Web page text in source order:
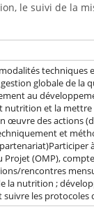
le suivi de la
globale de la
au
et la
œuvre des actions
et
Projet (OMP),
rencontres
la nutrition ;
suivre les